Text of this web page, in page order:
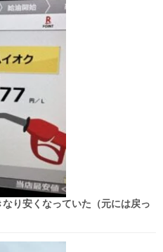
り安くなっていた（元には戻っ